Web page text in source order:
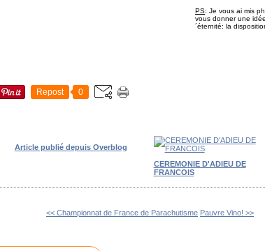
PS: Je vous ai mis
vous donner une
´éternité: la
Repost 0
Article publié depuis Overblog
CEREMONIE D'ADIEU DE
FRANCOIS
<< Championnat de France de Parachutisme Pauvre Vino! >>